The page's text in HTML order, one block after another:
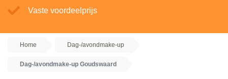
Vaste voordeelprijs
Home Dag-/avondmake-up
Dag-/avondmake-up Goudswaard